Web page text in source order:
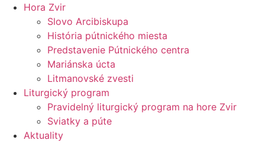
Hora Zvir
Slovo Arcibiskupa
História pútnického miesta
Predstavenie Pútnického centra
Mariánska úcta
Litmanovské zvesti
Liturgický program
Pravidelný liturgický program na hore Zvir
Sviatky a púte
Aktuality